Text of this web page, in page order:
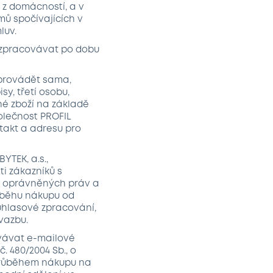
domácností, a v
spočívajících v
zpracovávat po dobu
sama,
třetí osobu,
zboží na základě
PROFIL
a adresu pro
a.s.,
zákazníků s
práv a
nákupu od
zpracování,
e-mailové
480/2004 Sb., o
nákupu na